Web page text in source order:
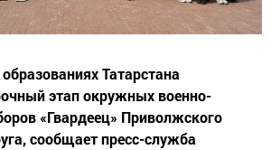
Татарстана
этап окружных военно-
«Гвардеец» Приволжского
сообщает пресс-служба